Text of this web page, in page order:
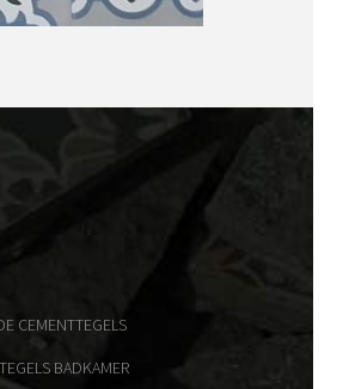
CEMENTTEGELS
BADKAMER